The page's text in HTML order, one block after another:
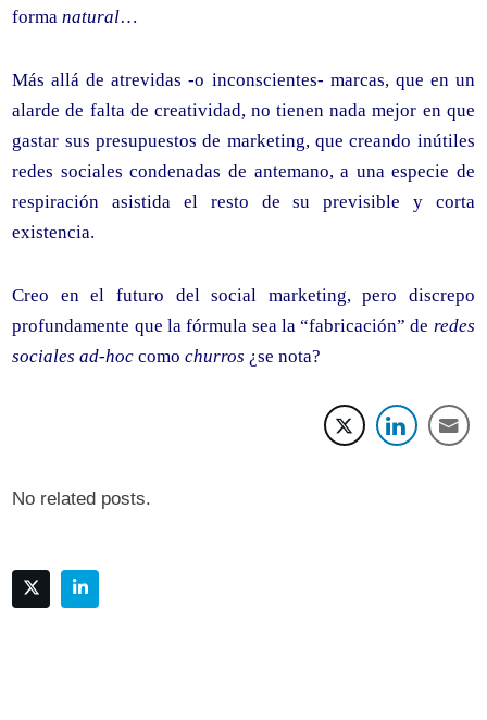
formanatural…
Más allá de atrevidas -o inconscientes- marcas, que en un
alarde de falta de creatividad, no tienen nada mejor en que
gastar sus presupuestos de marketing, que creando inútiles
redes sociales condenadas de antemano, a una especie de
respiración asistida el resto de su previsible y corta
existencia.
Creo en el futuro del social marketing, pero discrepo
profundamente que la fórmula sea la “fabricación” de redes
sociales ad-hoc comochurros ¿se nota?
No related posts.